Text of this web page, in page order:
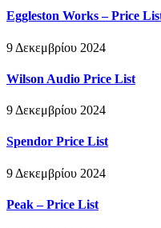
Eggleston Works – Price
9 Δεκεμβρίου 2024
Wilson Audio Price List
9 Δεκεμβρίου 2024
Spendor Price List
9 Δεκεμβρίου 2024
Peak – Price List